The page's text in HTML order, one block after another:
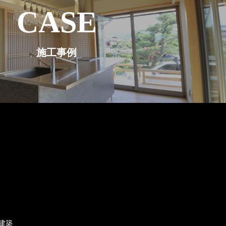
CASE
施工事例
築